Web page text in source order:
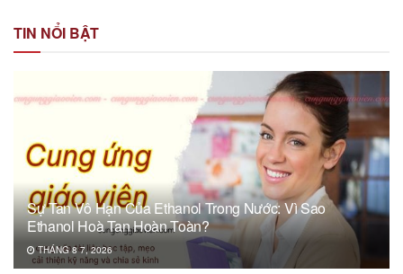
TIN NỔI BẬT
Sự Tan Vô Hạn Của Ethanol Trong Nước: Vì Sao
Ethanol Hoà Tan Hoàn Toàn?
THÁNG 8 7, 2026